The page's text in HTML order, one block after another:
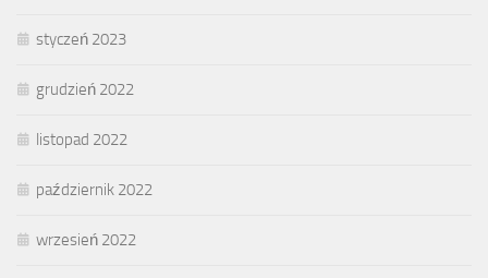
styczeń 2023
grudzień 2022
listopad 2022
październik 2022
wrzesień 2022